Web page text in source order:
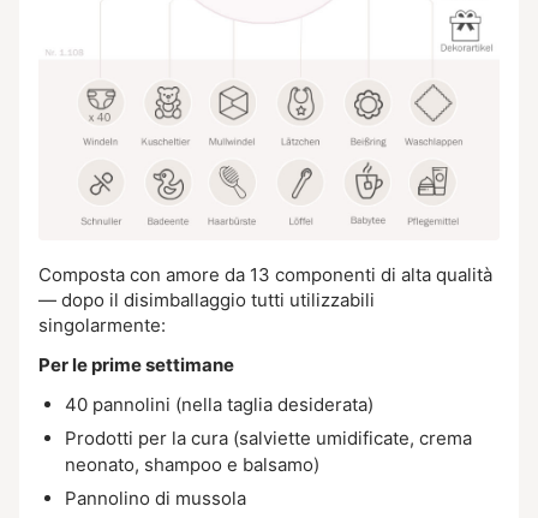
Composta con amore da 13 componenti di alta qualità
— dopo il disimballaggio tutti utilizzabili
singolarmente:
Per le prime settimane
40 pannolini (nella taglia desiderata)
Prodotti per la cura (salviette umidificate, crema
neonato, shampoo e balsamo)
Pannolino di mussola